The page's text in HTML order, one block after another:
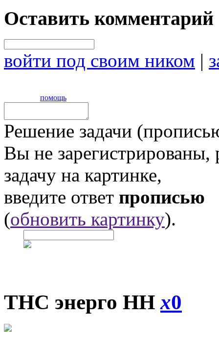
Оставить комментарий
войти под своим ником |
помощь
Решение задачи
Вы не
задачу на картинке,
введите ответ прописью
(обновить картинку).
ТНС энерго ННx0